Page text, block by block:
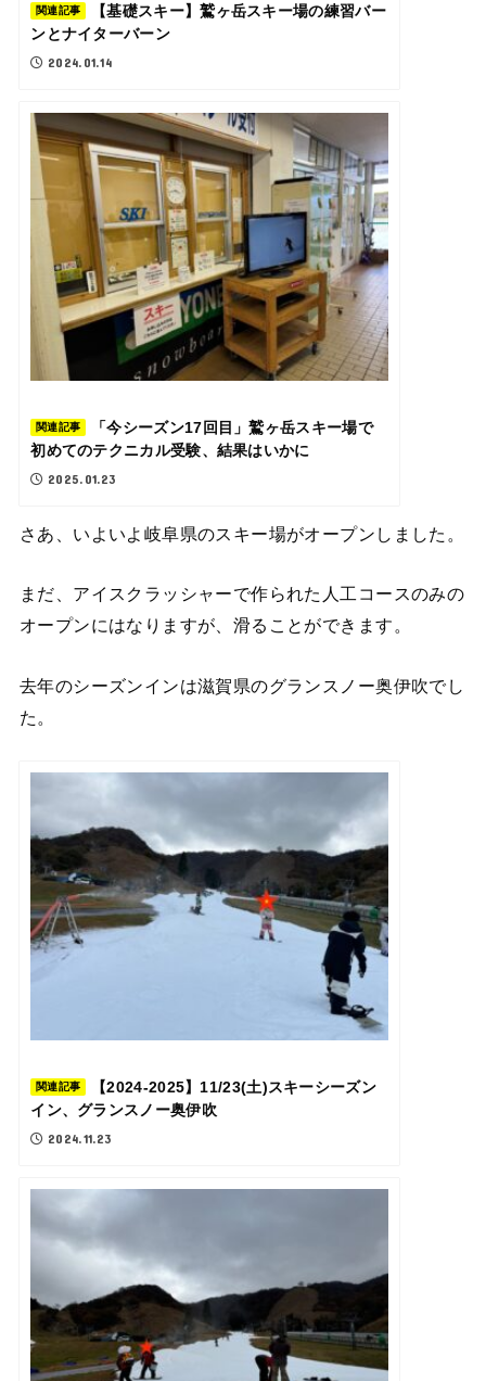
関連記事
【基礎スキー】鷲ヶ岳スキー場の練習バー
ンとナイターバーン
2024.01.14
関連記事
「今シーズン17回目」鷲ヶ岳スキー場で
初めてのテクニカル受験、結果はいかに
2025.01.23
さあ、いよいよ岐阜県のスキー場がオープンしました。
まだ、アイスクラッシャーで作られた人工コースのみの
オープンにはなりますが、滑ることができます。
去年のシーズンインは滋賀県のグランスノー奥伊吹でし
た。
関連記事
【2024-2025】11/23(土)スキーシーズン
イン、グランスノー奥伊吹
2024.11.23